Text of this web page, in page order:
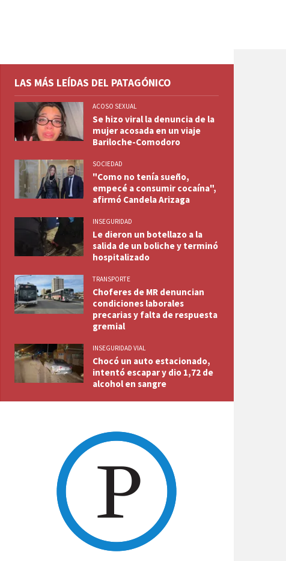
LAS MÁS LEÍDAS DEL PATAGÓNICO
ACOSO SEXUAL
Se hizo viral la denuncia de la
mujer acosada en un viaje
Bariloche-Comodoro
SOCIEDAD
"Como no tenía sueño,
empecé a consumir cocaína",
afirmó Candela Arizaga
INSEGURIDAD
Le dieron un botellazo a la
salida de un boliche y terminó
hospitalizado
TRANSPORTE
Choferes de MR denuncian
condiciones laborales
precarias y falta de respuesta
gremial
INSEGURIDAD VIAL
Chocó un auto estacionado,
intentó escapar y dio 1,72 de
alcohol en sangre